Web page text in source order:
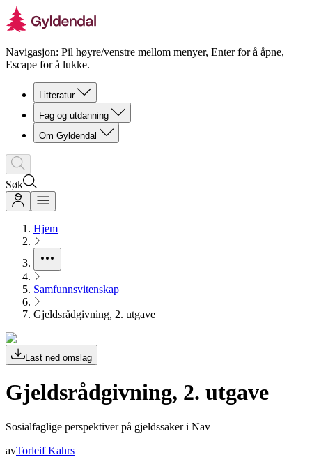
Navigasjon: Pil høyre/venstre mellom menyer, Enter for å åpne,
Escape for å lukke.
Litteratur
Fag og utdanning
Om Gyldendal
Søk
Hjem
Samfunnsvitenskap
Gjeldsrådgivning, 2. utgave
Last ned omslag
Gjeldsrådgivning, 2. utgave
Sosialfaglige perspektiver på gjeldssaker i Nav
avTorleif Kahrs